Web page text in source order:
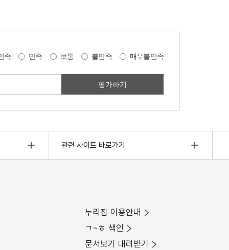
족 만족 보통 불만족 매우불만족
관련 사이트 바로가기
누리집 이용안내
ㄱ~ㅎ 색인
문서보기 내려받기